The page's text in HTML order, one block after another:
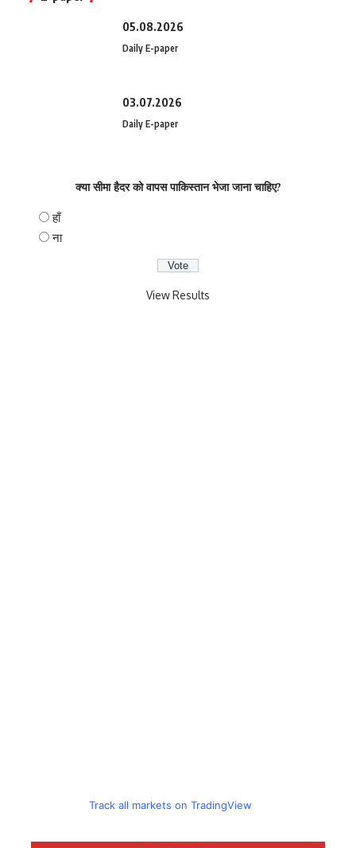
05.08.2026
Daily E-paper
03.07.2026
Daily E-paper
क्या सीमा हैदर को वापस पाकिस्तान भेजा जाना चाहिए?
हाँ
ना
View Results
Track all markets on TradingView